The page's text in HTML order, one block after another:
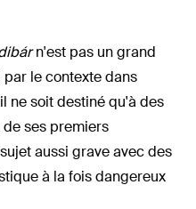
n'est pas un grand
le contexte dans
ne soit destiné qu'à des
ses premiers
aussi grave avec des
à la fois dangereux